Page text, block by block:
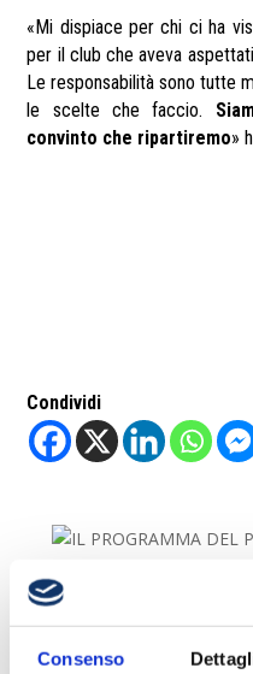
Consenso
«Mi dispiace per chi ci ha
per il club che aveva
Le responsabilità sono tutte
le scelte che faccio.
convinto che ripartiremo»
Condividi